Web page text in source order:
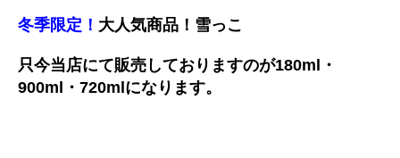
冬季限定！ 大人気商品！雪っこ
只今当店にて販売しておりますのが180ml・
900ml・720mlになります。